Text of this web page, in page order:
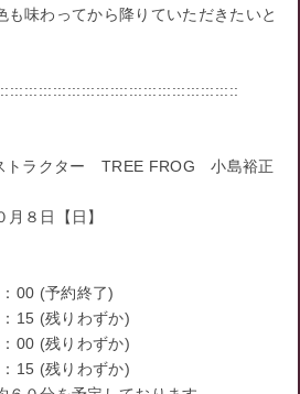
も味わってから降りていただきたいと
トラクター TREE FROG 小島裕正
８日【日】
(予約終了)
(残りわずか)
(残りわずか)
(残りわずか)